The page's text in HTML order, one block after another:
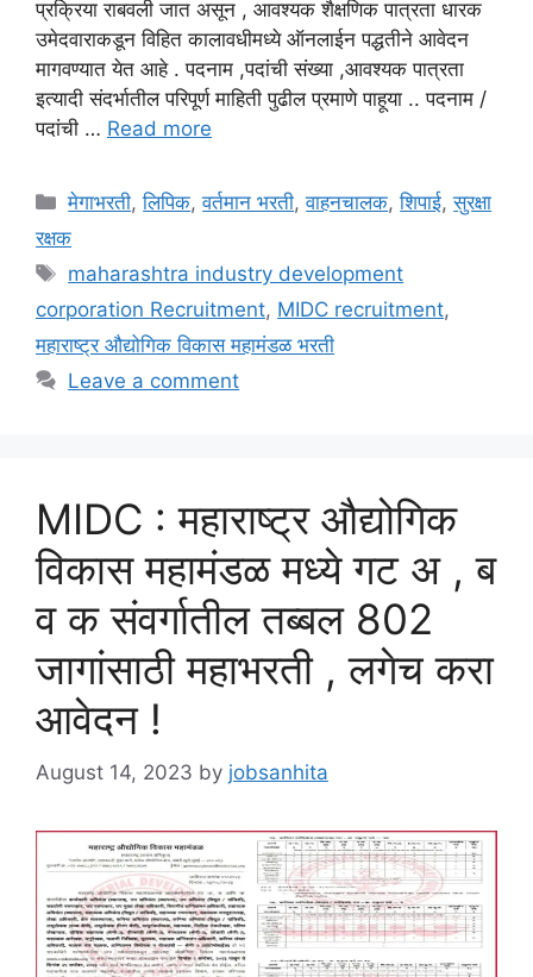
प्रक्रिया राबवली जात असून , आवश्यक शैक्षणिक पात्रता धारक
उमेदवाराकडून विहित कालावधीमध्ये ऑनलाईन पद्धतीने आवेदन
मागवण्यात येत आहे . पदनाम ,पदांची संख्या ,आवश्यक पात्रता
इत्यादी संदर्भातील परिपूर्ण माहिती पुढील प्रमाणे पाहूया .. पदनाम /
पदांची … Read more
Categories
मेगाभरती,लिपिक,वर्तमान भरती,वाहनचालक,शिपाई,सुरक्षा
रक्षक
Tags
maharashtra industry development
corporation Recruitment, MIDC recruitment,
महाराष्ट्र औद्योगिक विकास महामंडळ भरती
Leave a comment
MIDC : महाराष्ट्र औद्योगिक
विकास महामंडळ मध्ये गट अ , ब
व क संवर्गातील तब्बल 802
जागांसाठी महाभरती , लगेच करा
आवेदन !
August 14, 2023 by jobsanhita